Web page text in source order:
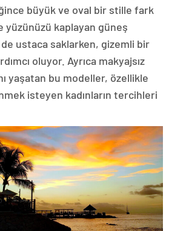
büyük ve oval bir stille fark
yüzünüzü kaplayan güneş
ustaca saklarken, gizemli bir
oluyor. Ayrıca makyajsız
yaşatan bu modeller, özellikle
isteyen kadınların tercihleri